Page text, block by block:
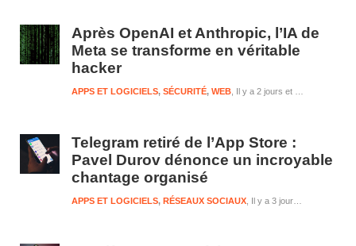
Après OpenAI et Anthropic, l’IA de
Meta se transforme en véritable
hacker
Il y a 2 jours et 6 heures
APPS ET LOGICIELS, SÉCURITÉ, WEB
Telegram retiré de l’App Store :
Pavel Durov dénonce un incroyable
chantage organisé
Il y a 3 jours et 6 heures
APPS ET LOGICIELS, RÉSEAUX SOCIAUX